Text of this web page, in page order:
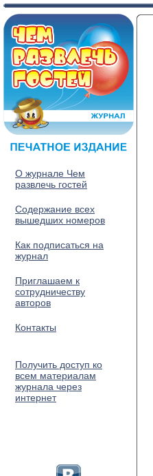
О журнале Чем
развлечь гостей
Содержание всех
вышедших номеров
Как подписаться на
журнал
Приглашаем к
сотрудничеству
авторов
Контакты
Получить доступ ко
всем материалам
журнала через
интернет